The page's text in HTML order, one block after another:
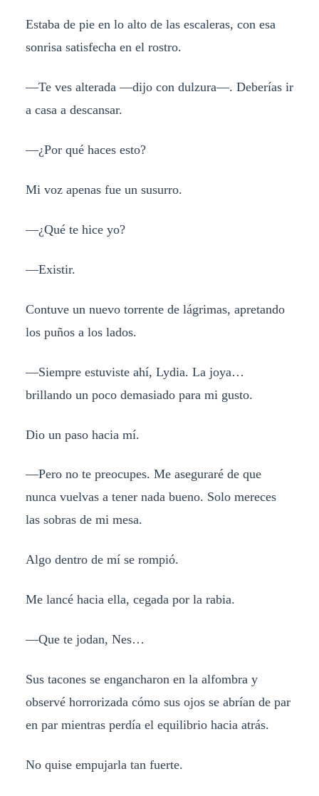
Estaba de pie en lo alto de las escaleras, con esa
sonrisa satisfecha en el rostro.
—Te ves alterada —dijo con dulzura—. Deberías ir
a casa a descansar.
—¿Por qué haces esto?
Mi voz apenas fue un susurro.
—¿Qué te hice yo?
—Existir.
Contuve un nuevo torrente de lágrimas, apretando
los puños a los lados.
—Siempre estuviste ahí, Lydia. La joya…
brillando un poco demasiado para mi gusto.
Dio un paso hacia mí.
—Pero no te preocupes. Me aseguraré de que
nunca vuelvas a tener nada bueno. Solo mereces
las sobras de mi mesa.
Algo dentro de mí se rompió.
Me lancé hacia ella, cegada por la rabia.
—Que te jodan, Nes…
Sus tacones se engancharon en la alfombra y
observé horrorizada cómo sus ojos se abrían de par
en par mientras perdía el equilibrio hacia atrás.
No quise empujarla tan fuerte.